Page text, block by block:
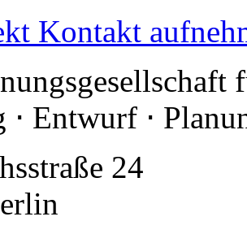
Kontakt
⋅ Entwurf ⋅
24